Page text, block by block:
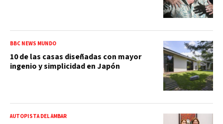
BBC NEWS MUNDO
10 de las casas diseñadas con mayor
ingenio y simplicidad en Japón
AUTOPISTA DEL ÁMBAR